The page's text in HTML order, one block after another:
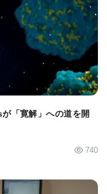
）などが挙げら
要因 の相互作用
こすメカニズムを
た治療法の開発 に
大きな希望をもた
「寛解」への道を開
740